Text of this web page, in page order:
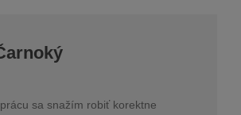
sa snažím robiť korektne